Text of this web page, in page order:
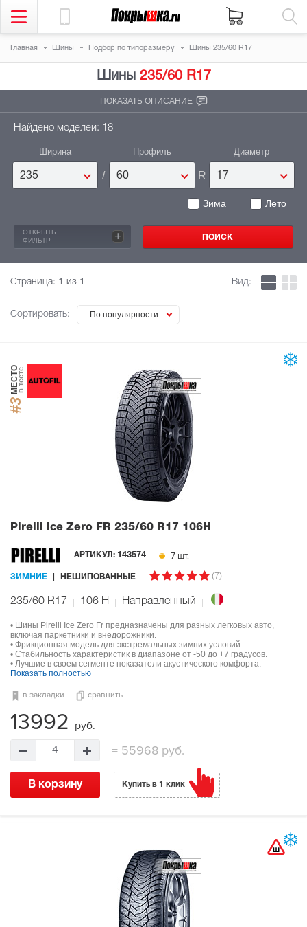
Главная Шины Подбор по типоразмеру Шины 235/60 R17
Шины 235/60 R17
ПОКАЗАТЬ ОПИСАНИЕ
Найдено моделей: 18
Ширина
235 /
Профиль
60 R
Диаметр
17
Зима Лето
ОТКРЫТЬ
ФИЛЬТР
+
Страница: 1 из 1
Сортировать: По популярности
Вид:
#3
МЕСТОв тесте
Pirelli Ice Zero FR 235/60 R17 106H
АРТИКУЛ: 143574 7 шт.
ЗИМНИЕ НЕШИПОВАННЫЕ (7)
235/60 R17 106 H Направленный
• Шины Pirelli Ice Zero Fr предназначены для разных легковых авто,
включая паркетники и внедорожники.
• Фрикционная модель для экстремальных зимних условий.
• Стабильность характеристик в диапазоне от -50 до +7 градусов.
• Лучшие в своем сегменте показатели акустического комфорта.
Показать полностью
в закладки сравнить
13992 руб.
4 =55968 руб.
В корзину Купить в 1 клик